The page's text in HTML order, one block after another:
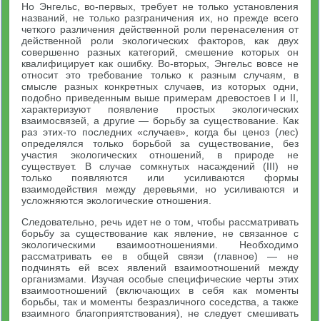
Но Энгельс, во-первых, требует не только установления
названий, не только разграничения их, но прежде всего
четкого различения действенной роли перенаселения от
действенной роли экологических факторов, как двух
совершенно разных категорий, смешение которых он
квалифицирует как ошибку. Во-вторых, Энгельс вовсе не
относит это требование только к разным случаям, в
смысле разных конкретных случаев, из которых одни,
подобно приведенным выше примерам древостоев I и II,
характеризуют появление простых экологических
взаимосвязей, а другие — борьбу за существование. Как
раз этих-то последних «случаев», когда бы ценоз (лес)
определялся только борьбой за существование, без
участия экологических отношений, в природе не
существует. В случае сомкнутых насаждений (III) не
только появляются или усиливаются формы
взаимодействия между деревьями, но усиливаются и
усложняются экологические отношения.
Следовательно, речь идет не о том, чтобы рассматривать
борьбу за существование как явление, не связанное с
экологическими взаимоотношениями. Необходимо
рассматривать ее в общей связи (главное) — не
подчинять ей всех явлений взаимоотношений между
организмами. Изучая особые специфические черты этих
взаимоотношений (включающих в себя как моменты
борьбы, так и моменты безразличного соседства, а также
взаимного благоприятствования), не следует смешивать